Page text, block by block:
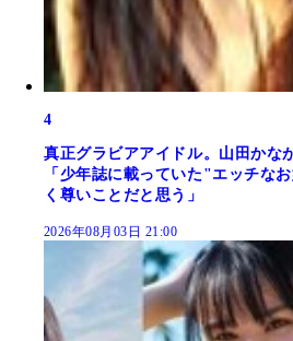
4
真正グラビアアイドル。山田かな
「少年誌に載っていた"エッチな
く尊いことだと思う」
2026年08月03日 21:00